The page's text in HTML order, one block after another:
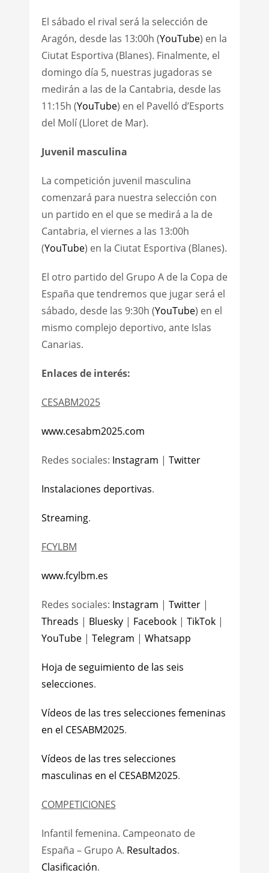
El sábado el rival será la selección de
Aragón, desde las 13:00h (YouTube) en la
Ciutat Esportiva (Blanes). Finalmente, el
domingo día 5, nuestras jugadoras se
medirán a las de la Cantabria, desde las
11:15h (YouTube) en el Pavelló d’Esports
del Molí (Lloret de Mar).
Juvenil masculina
La competición juvenil masculina
comenzará para nuestra selección con
un partido en el que se medirá a la de
Cantabria, el viernes a las 13:00h
(YouTube) en la Ciutat Esportiva (Blanes).
El otro partido del Grupo A de la Copa de
España que tendremos que jugar será el
sábado, desde las 9:30h (YouTube) en el
mismo complejo deportivo, ante Islas
Canarias.
Enlaces de interés:
CESABM2025
www.cesabm2025.com
Redes sociales: Instagram | Twitter
Instalaciones deportivas.
Streaming.
FCYLBM
www.fcylbm.es
Redes sociales: Instagram | Twitter|
Threads | Bluesky| Facebook| TikTok|
YouTube| Telegram | Whatsapp
Hoja de seguimiento de las seis
selecciones.
Vídeos de las tres selecciones femeninas
en el CESABM2025.
Vídeos de las tres selecciones
masculinas en el CESABM2025.
COMPETICIONES
Infantil femenina. Campeonato de
España – Grupo A. Resultados.
Clasificación.